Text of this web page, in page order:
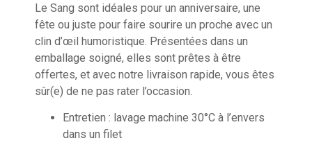
Le Sang sont idéales pour un anniversaire, une
fête ou juste pour faire sourire un proche avec un
clin d’œil humoristique. Présentées dans un
emballage soigné, elles sont prêtes à être
offertes, et avec notre livraison rapide, vous êtes
sûr(e) de ne pas rater l’occasion.
Entretien : lavage machine 30°C à l’envers
dans un filet